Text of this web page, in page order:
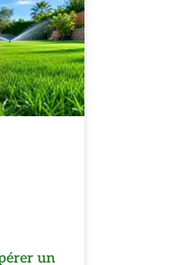
un